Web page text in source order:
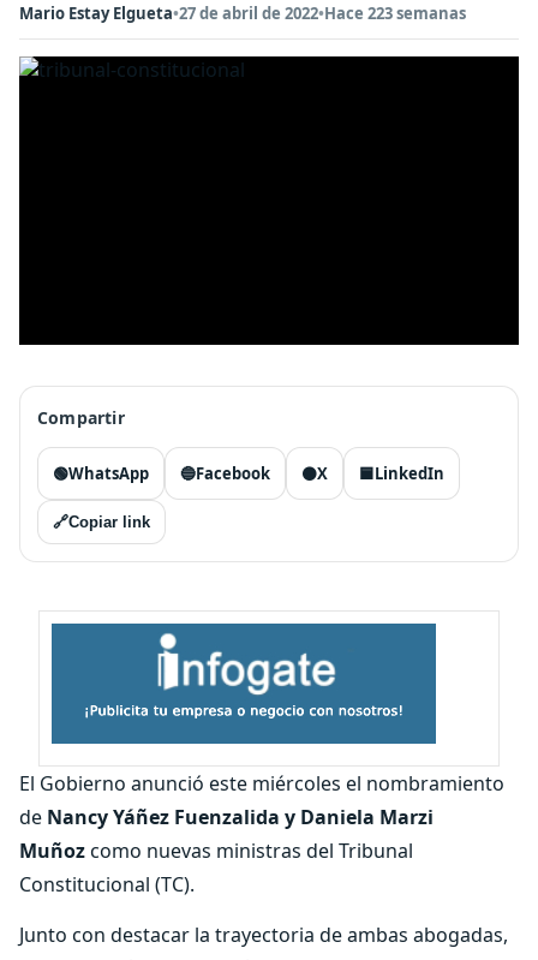
Mario Estay Elgueta•27 de abril de 2022•Hace 223 semanas
Compartir
🟢WhatsApp 🔵Facebook ⚫X 🟦LinkedIn
🔗Copiar link
El Gobierno anunció este miércoles el nombramiento
de Nancy Yáñez Fuenzalida y Daniela Marzi
Muñozcomo nuevas ministras del Tribunal
Constitucional (TC).
Junto con destacar la trayectoria de ambas abogadas,